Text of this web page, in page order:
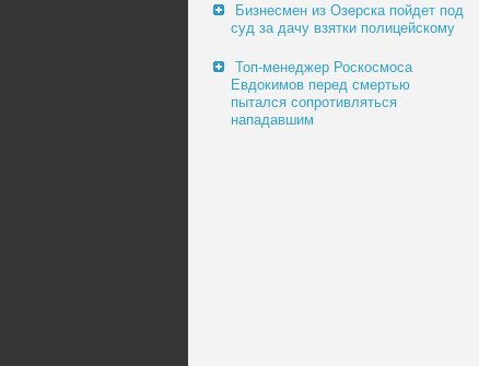
Бизнесмен из Озерска пойдет под
суд за дачу взятки полицейскому
Топ-менеджер Роскосмоса
Евдокимов перед смертью
пытался сопротивляться
нападавшим